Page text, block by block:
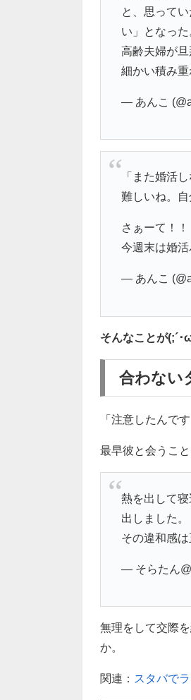
と、思って
い」となった
高齢夫婦が
細かい積み重
— あんこ
「また婚活
難しいね。
さぁーて！！
今週末は婚活
— あんこ
そんなことが(;´･
合わない
「注意したんで
最早彼と会うこ
熱を出して
出しました。
その違和感は
— そらたん
無理をして交際
か。
関連： スタバで